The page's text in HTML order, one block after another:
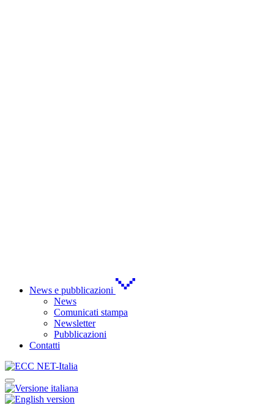
News e pubblicazioni
News
Comunicati stampa
Newsletter
Pubblicazioni
Contatti